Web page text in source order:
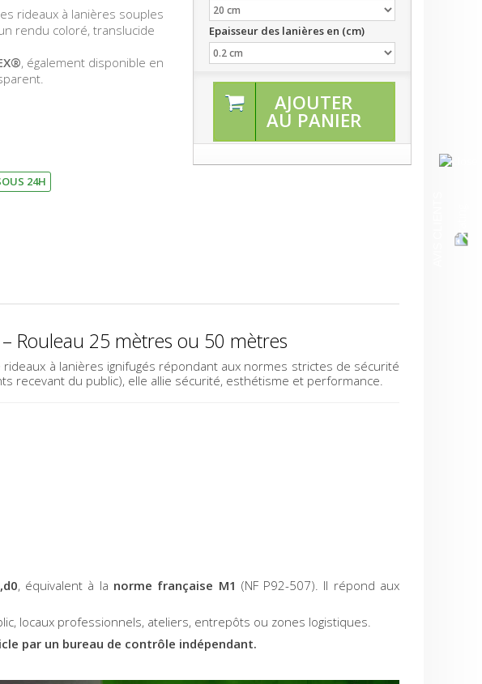
rideaux à lanières souples
rendu coloré, translucide
, également disponible en
24H
Epaisseur des lanières en (cm)
AJOUTER
AU PANIER
Rouleau 25 mètres ou 50 mètres
à lanières ignifugés répondant aux normes strictes de sécurité
recevant du public), elle allie sécurité, esthétisme et performance.
, équivalent à la norme française M1 (NF P92-507). Il répond aux
locaux professionnels, ateliers, entrepôts ou zones logistiques.
par un bureau de contrôle indépendant.